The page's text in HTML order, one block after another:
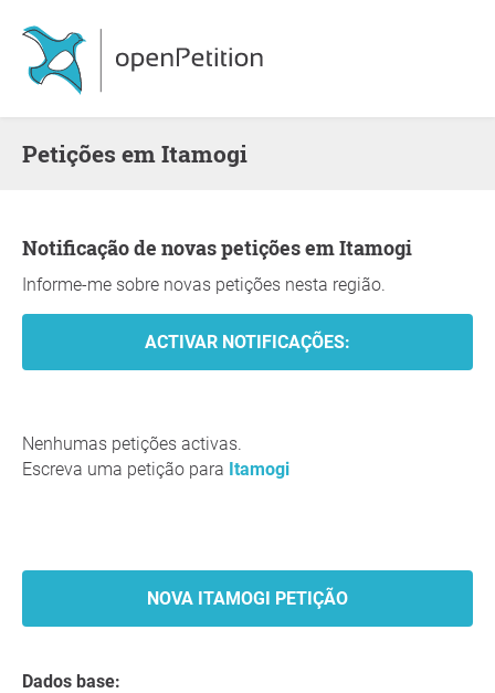
Petições em Itamogi
Notificação de novas petições em Itamogi
Informe-me sobre novas petições nesta região.
Nenhumas petições activas.
Escreva uma petição para Itamogi
NOVA ITAMOGI PETIÇÃO
Dados base: